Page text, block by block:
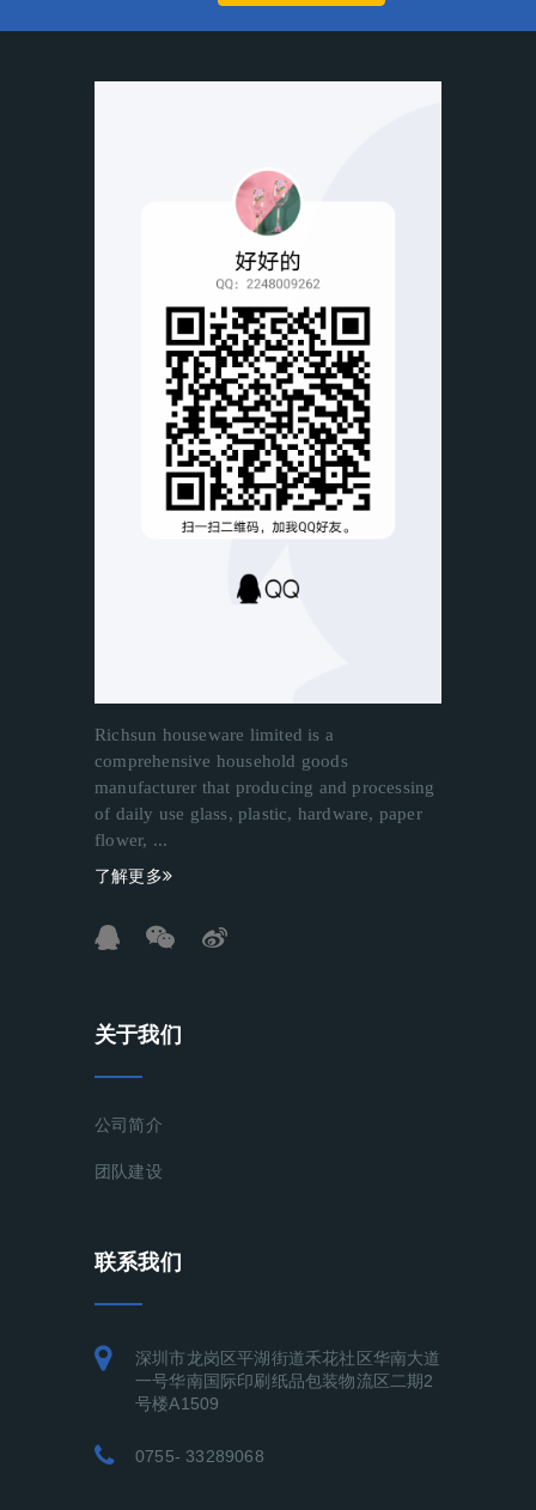
Richsun houseware limited is a
comprehensive household goods
manufacturer that producing and processing
of daily use glass, plastic, hardware, paper
flower, ...
了解更多
关于我们
公司简介
团队建设
联系我们
深圳市龙岗区平湖街道禾花社区华南大道
一号华南国际印刷纸品包装物流区二期2
号楼A1509
0755- 33289068